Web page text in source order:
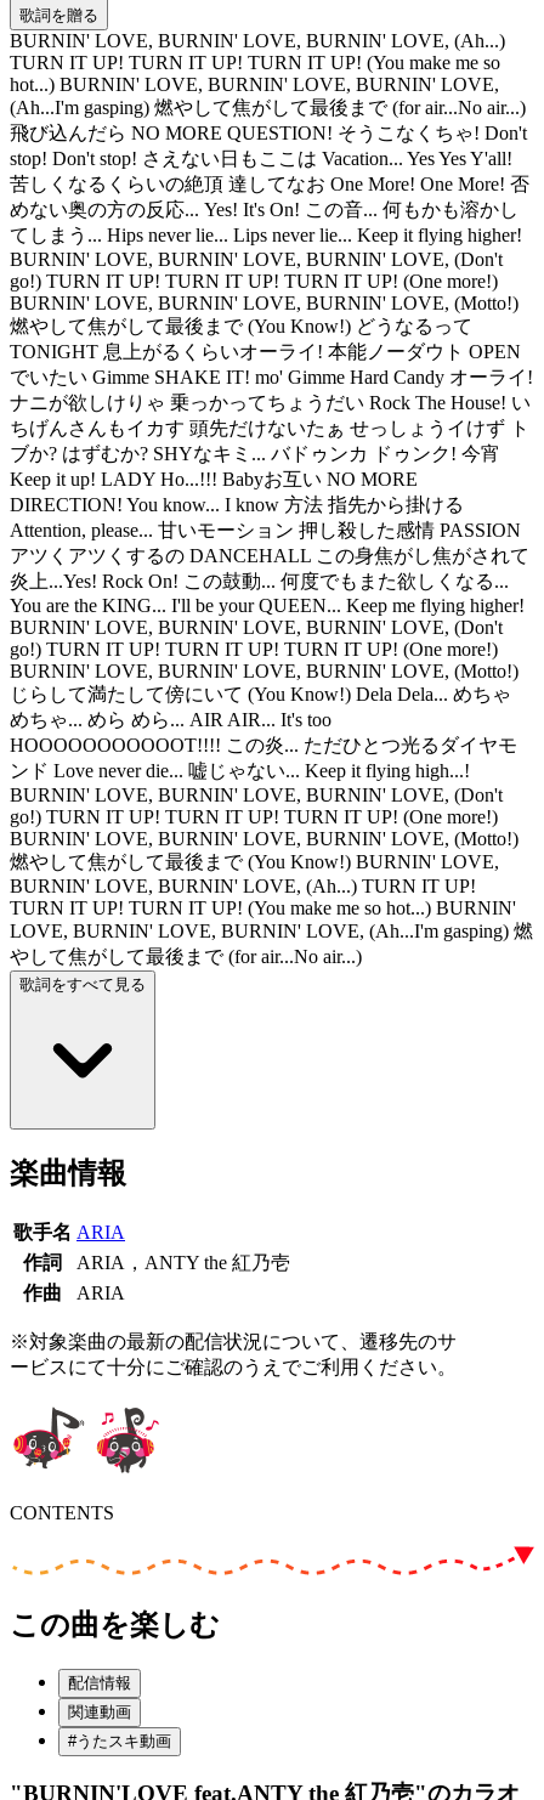
歌詞を贈る
BURNIN' LOVE, BURNIN' LOVE, BURNIN' LOVE, (Ah...)
TURN IT UP! TURN IT UP! TURN IT UP! (You make me so
hot...) BURNIN' LOVE, BURNIN' LOVE, BURNIN' LOVE,
(Ah...I'm gasping) 燃やして焦がして最後まで (for air...No air...)
飛び込んだら NO MORE QUESTION! そうこなくちゃ! Don't
stop! Don't stop! さえない日もここは Vacation... Yes Yes Y'all!
苦しくなるくらいの絶頂 達してなお One More! One More! 否
めない奥の方の反応... Yes! It's On! この音... 何もかも溶かし
てしまう... Hips never lie... Lips never lie... Keep it flying higher!
BURNIN' LOVE, BURNIN' LOVE, BURNIN' LOVE, (Don't
go!) TURN IT UP! TURN IT UP! TURN IT UP! (One more!)
BURNIN' LOVE, BURNIN' LOVE, BURNIN' LOVE, (Motto!)
燃やして焦がして最後まで (You Know!) どうなるって
TONIGHT 息上がるくらいオーライ! 本能ノーダウト OPEN
でいたい Gimme SHAKE IT! mo' Gimme Hard Candy オーライ!
ナニが欲しけりゃ 乗っかってちょうだい Rock The House! い
ちげんさんもイカす 頭先だけないたぁ せっしょうイけず ト
ブか? はずむか? SHYなキミ... バドゥンカ ドゥンク! 今宵
Keep it up! LADY Ho...!!! Babyお互い NO MORE
DIRECTION! You know... I know 方法 指先から掛ける
Attention, please... 甘いモーション 押し殺した感情 PASSION
アツくアツくするの DANCEHALL この身焦がし焦がされて
炎上...Yes! Rock On! この鼓動... 何度でもまた欲しくなる...
You are the KING... I'll be your QUEEN... Keep me flying higher!
BURNIN' LOVE, BURNIN' LOVE, BURNIN' LOVE, (Don't
go!) TURN IT UP! TURN IT UP! TURN IT UP! (One more!)
BURNIN' LOVE, BURNIN' LOVE, BURNIN' LOVE, (Motto!)
じらして満たして傍にいて (You Know!) Dela Dela... めちゃ
めちゃ... めら めら... AIR AIR... It's too
HOOOOOOOOOOOT!!!! この炎... ただひとつ光るダイヤモ
ンド Love never die... 嘘じゃない... Keep it flying high...!
BURNIN' LOVE, BURNIN' LOVE, BURNIN' LOVE, (Don't
go!) TURN IT UP! TURN IT UP! TURN IT UP! (One more!)
BURNIN' LOVE, BURNIN' LOVE, BURNIN' LOVE, (Motto!)
燃やして焦がして最後まで (You Know!) BURNIN' LOVE,
BURNIN' LOVE, BURNIN' LOVE, (Ah...) TURN IT UP!
TURN IT UP! TURN IT UP! (You make me so hot...) BURNIN'
LOVE, BURNIN' LOVE, BURNIN' LOVE, (Ah...I'm gasping) 燃
やして焦がして最後まで (for air...No air...)
歌詞をすべて見る
楽曲情報
歌手名 ARIA
作詞
ARIA，ANTY the 紅乃壱
作曲
ARIA
※対象楽曲の最新の配信状況について、遷移先のサ
ービスにて十分にご確認のうえでご利用ください。
CONTENTS
この曲を楽しむ
配信情報
関連動画
#うたスキ動画
"BURNIN'LOVE feat.ANTY the 紅乃壱"のカラオ